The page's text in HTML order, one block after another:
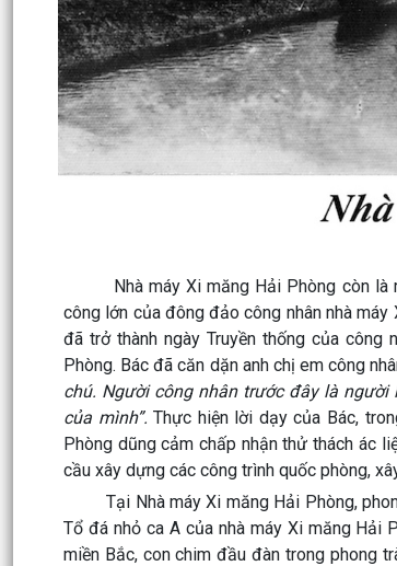
Nhà máy Xi măng Hải Phòng còn là
công lớn của đông đảo công nhân nhà
đã trở thành ngày Truyền thống của
Phòng. Bác đã căn dặn anh chị em công
chú. Người công nhân trước đây là
của mình”. Thực hiện lời dạy của Bác,
Phòng dũng cảm chấp nhận thử thách ác
cầu xây dựng các công trình quốc phòng,
Tại Nhà máy Xi măng Hải Phòng,
Tổ đá nhỏ ca A của nhà máy Xi măng Hải
miền Bắc, con chim đầu đàn trong phong